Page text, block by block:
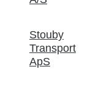
Stouby
Transport
ApS